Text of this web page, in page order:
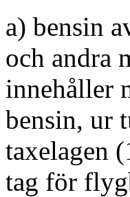
a) bensin
och andra
innehåller
bensin, ur
taxelagen
tag för